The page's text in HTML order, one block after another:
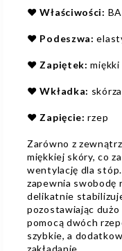
❤️Właściwości:
❤️ Podeszwa:
❤️ Zapiętek:miękki
❤️Wkładka:
❤️ Zapięcie: rzep
Zarówno z
miękkiej skóry, co
wentylację dla
zapewnia swobodę
delikatnie
pozostawiając dużo
pomocą dwóch
szybkie, a
zakładanie.